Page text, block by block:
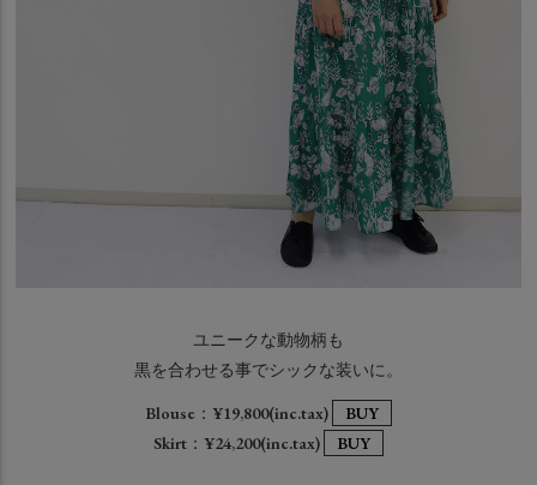
ユニークな動物柄も
黒を合わせる事でシックな装いに。
Blouse：¥19,800(inc.tax)
BUY
Skirt：¥24,200(inc.tax)
BUY